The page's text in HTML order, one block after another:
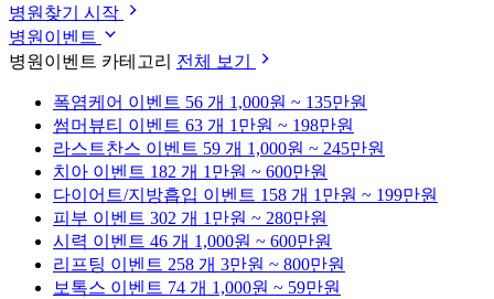
병원찾기 시작
병원이벤트
병원이벤트 카테고리 전체 보기
폭염케어 이벤트 56 개 1,000원 ~ 135만원
썸머뷰티 이벤트 63 개 1만원 ~ 198만원
라스트찬스 이벤트 59 개 1,000원 ~ 245만원
치아 이벤트 182 개 1만원 ~ 600만원
다이어트/지방흡입 이벤트 158 개 1만원 ~ 199만원
피부 이벤트 302 개 1만원 ~ 280만원
시력 이벤트 46 개 1,000원 ~ 600만원
리프팅 이벤트 258 개 3만원 ~ 800만원
보톡스 이벤트 74 개 1,000원 ~ 59만원